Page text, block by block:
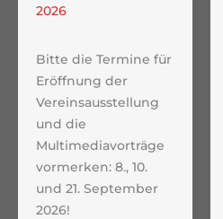
2026
Bitte die Termine für
Eröffnung der
Vereinsausstellung
und die
Multimediavorträge
vormerken: 8., 10.
und 21. September
2026!